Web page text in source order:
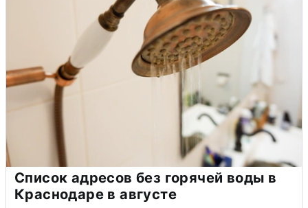
Список адресов без горячей воды в
Краснодаре в августе